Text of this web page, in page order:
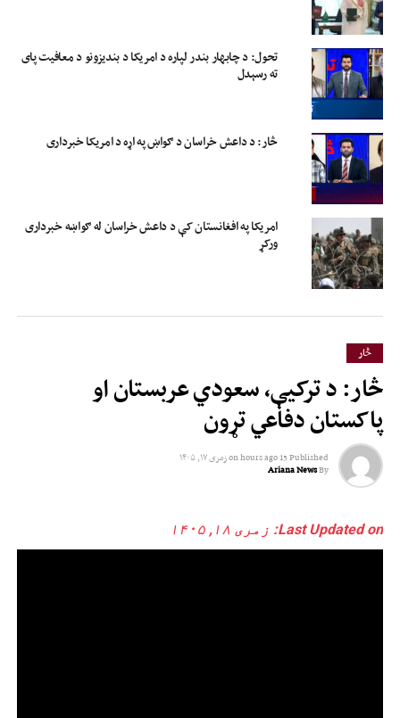
تحول: د چابهار بندر لپاره د امریکا د بندیزونو د معافیت پای
ته رسېدل
څار: د داعش خراسان د ګواښ په اړه د امریکا خبرداری
امریکا په افغانستان کې د داعش خراسان له ګواښه خبرداری
ورکړ
څار
څار: د ترکیې، سعودي عربستان او
پاکستان دفاعي تړون
Published
15 hours ago
onزمری ۱۷, ۱۴۰۵
By
Ariana News
Last Updated on: زمری ۱۸, ۱۴۰۵